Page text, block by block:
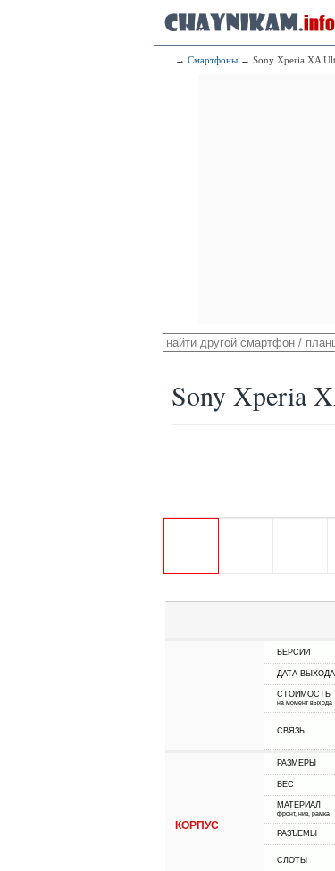
→ Смартфоны → Sony Xperia XA
Sony Xperia
ВЕРСИИ
ДАТА ВЫХОДА
СТОИМОСТЬ
на момент выхода
СВЯЗЬ
КОРПУС
РАЗМЕРЫ
ВЕС
МАТЕРИАЛ
фронт, низ, рамка
РАЗЪЕМЫ
СЛОТЫ